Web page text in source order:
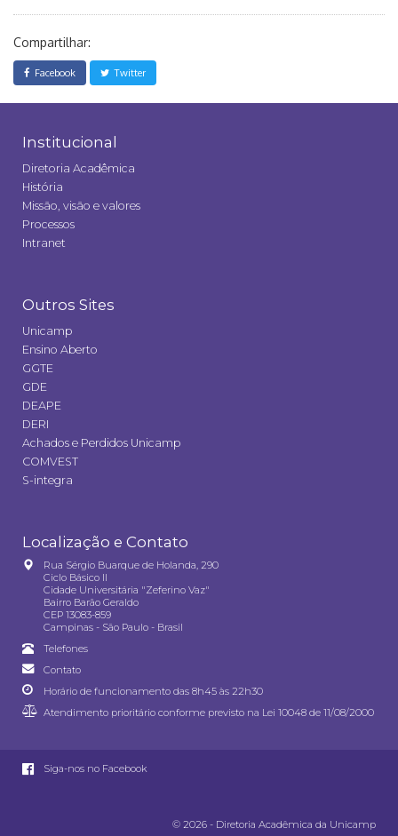
Compartilhar:
Facebook Twitter
Institucional
Diretoria Acadêmica
História
Missão, visão e valores
Processos
Intranet
Outros Sites
Unicamp
Ensino Aberto
GGTE
GDE
DEAPE
DERI
Achados e Perdidos Unicamp
COMVEST
S-integra
Localização e Contato
Rua Sérgio Buarque de Holanda, 290
Ciclo Básico II
Cidade Universitária "Zeferino Vaz"
Bairro Barão Geraldo
CEP 13083-859
Campinas - São Paulo - Brasil
Telefones
Contato
Horário de funcionamento das 8h45 às 22h30
Atendimento prioritário conforme previsto na Lei 10048 de 11/08/2000
Siga-nos no Facebook
© 2026 - Diretoria Acadêmica da Unicamp